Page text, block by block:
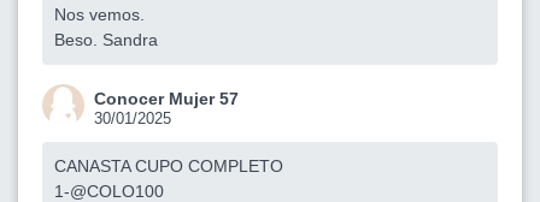
Nos vemos.
Beso. Sandra
Conocer Mujer 57
30/01/2025
CANASTA CUPO COMPLETO
1-@COLO100